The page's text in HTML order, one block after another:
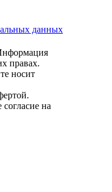
данных
правах.
носит
на